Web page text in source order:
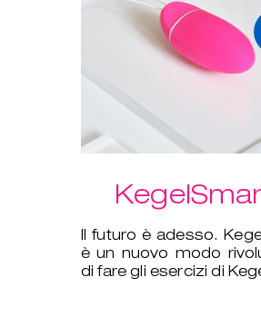
Il futuro è adesso.
è un nuovo modo
di fare gli esercizi di